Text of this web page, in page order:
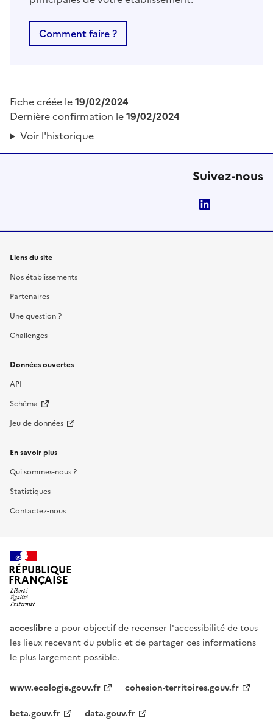
Comment faire ?
Fiche créée le19/02/2024
Dernière confirmation le19/02/2024
Voir l'historique
Suivez-nous
Liens du site
Nos établissements
Partenaires
Une question ?
Challenges
Données ouvertes
API
Schéma
Jeu de données
En savoir plus
Qui sommes-nous ?
Statistiques
Contactez-nous
RÉPUBLIQUE
FRANÇAISE
acceslibre a pour objectif de recenser l'accessibilité de tous
les lieux recevant du public et de partager ces informations
le plus largement possible.
www.ecologie.gouv.fr
cohesion-territoires.gouv.fr
beta.gouv.fr
data.gouv.fr